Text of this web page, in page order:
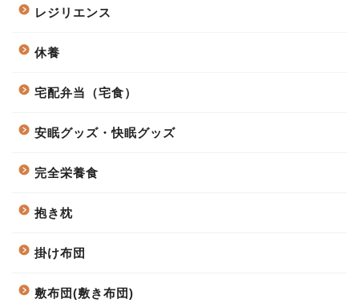
レジリエンス
休養
宅配弁当（宅食）
安眠グッズ・快眠グッズ
完全栄養食
抱き枕
掛け布団
敷布団(敷き布団)